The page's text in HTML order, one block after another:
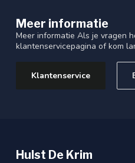
Meer informatie
Meer informatie Als je vragen
klantenservicepagina of kom
Klantenservice
Hulst De Krim